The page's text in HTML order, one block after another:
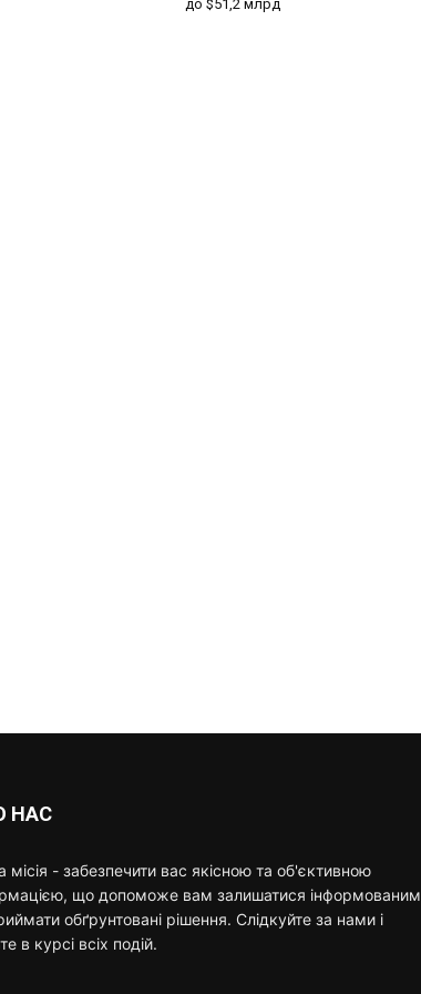
до $51,2 млрд
НАС
місія - забезпечити вас якісною та об'єктивною
що допоможе вам залишатися інформованим
обґрунтовані рішення. Слідкуйте за нами і
в курсі всіх подій.